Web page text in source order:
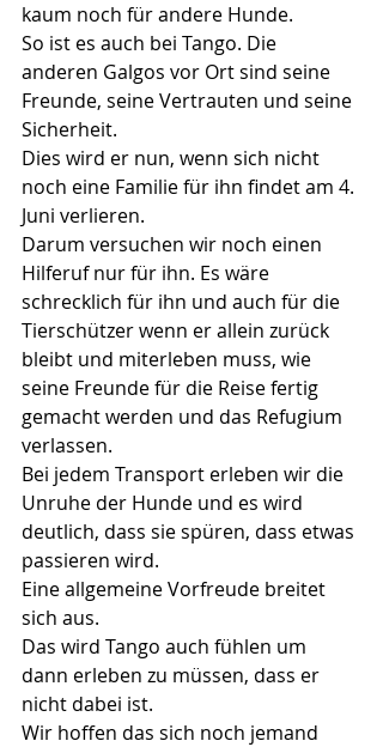
kaum noch für andere Hunde.
So ist es auch bei Tango. Die
anderen Galgos vor Ort sind seine
Freunde, seine Vertrauten und seine
Sicherheit.
Dies wird er nun, wenn sich nicht
noch eine Familie für ihn findet am 4.
Juni verlieren.
Darum versuchen wir noch einen
Hilferuf nur für ihn. Es wäre
schrecklich für ihn und auch für die
Tierschützer wenn er allein zurück
bleibt und miterleben muss, wie
seine Freunde für die Reise fertig
gemacht werden und das Refugium
verlassen.
Bei jedem Transport erleben wir die
Unruhe der Hunde und es wird
deutlich, dass sie spüren, dass etwas
passieren wird.
Eine allgemeine Vorfreude breitet
sich aus.
Das wird Tango auch fühlen um
dann erleben zu müssen, dass er
nicht dabei ist.
Wir hoffen das sich noch jemand